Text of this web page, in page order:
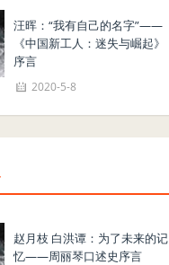
汪晖：“我有自己的名字”——
《中国新工人：迷失与崛起》
序言
2020-5-8
赵月枝 白洪谭：为了未来的记
忆——周丽琴口述史序言